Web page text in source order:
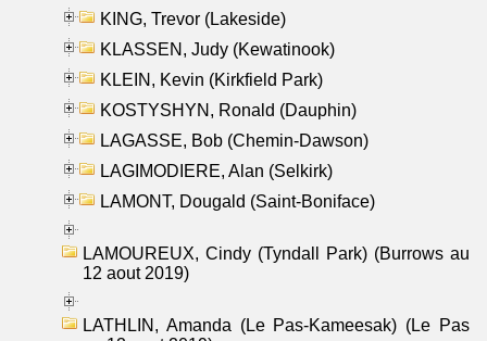
KING, Trevor (Lakeside)
KLASSEN, Judy (Kewatinook)
KLEIN, Kevin (Kirkfield Park)
KOSTYSHYN, Ronald (Dauphin)
LAGASSE, Bob (Chemin-Dawson)
LAGIMODIERE, Alan (Selkirk)
LAMONT, Dougald (Saint-Boniface)
LAMOUREUX, Cindy (Tyndall Park) (Burrows au
12 aout 2019)
LATHLIN, Amanda (Le Pas-Kameesak) (Le Pas